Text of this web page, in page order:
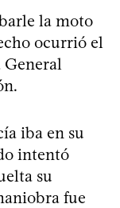
la moto
ocurrió el
iba en su
intentó
su
fue